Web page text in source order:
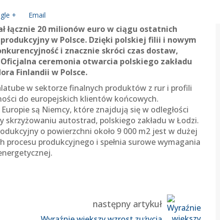
+ Email
łącznie 20 milionów euro w ciągu ostatnich
w Polsce. Dzięki polskiej filii i nowym
i znacznie skróci czas dostaw,
ceremonia otwarcia polskiego zakładu
Finlandii w Polsce.
w sektorze finalnych produktów z rur i profili
do europejskich klientów końcowych.
są Niemcy, które znajdują się w odległości
autostrad, polskiego zakładu w Łodzi.
o powierzchni około 9 000 m2 jest w dużej
produkcyjnego i spełnia surowe wymagania
następny artykuł